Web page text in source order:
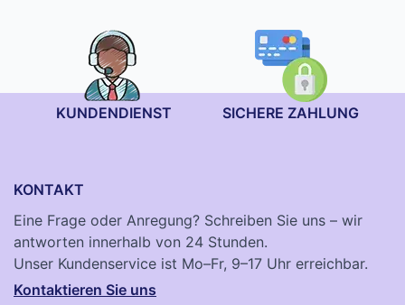
KUNDENDIENST SICHERE ZAHLUNG
KONTAKT
Eine Frage oder Anregung? Schreiben Sie uns – wir
antworten innerhalb von 24 Stunden.
Unser Kundenservice ist Mo–Fr, 9–17 Uhr erreichbar.
Kontaktieren Sie uns